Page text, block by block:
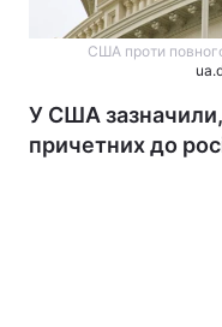
США проти
У США
причетних до